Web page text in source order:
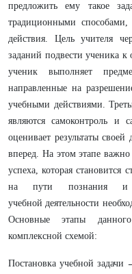
предложить ему такое
традиционными
действия. Цель учителя
заданий подвести ученика
ученик выполняет
направленные на
учебными действиями.
являются самоконтроль и
оценивает результаты
вперед. На этом этапе
успеха, которая становится
на пути познания и
учебной деятельности
Основные этапы
комплексной схемой:
Постановка учебной